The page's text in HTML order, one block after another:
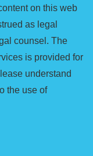
on this web
as legal
counsel. The
is provided for
understand
the use of